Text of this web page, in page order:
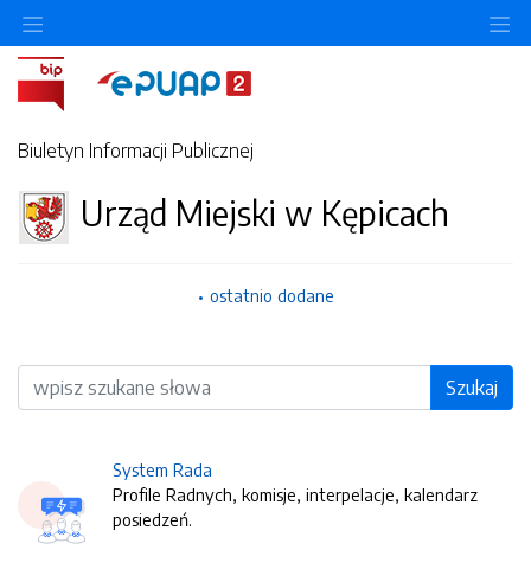
Biuletyn Informacji Publicznej
Urząd Miejski w Kępicach
ostatnio dodane
Wyszukiwarka Szukaj
System Rada
Profile Radnych, komisje, interpelacje, kalendarz
posiedzeń.